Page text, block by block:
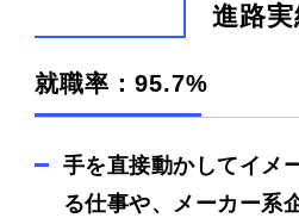
進路
就職率：95.7%
手を直接動かしてイメ
る仕事や、メーカー系